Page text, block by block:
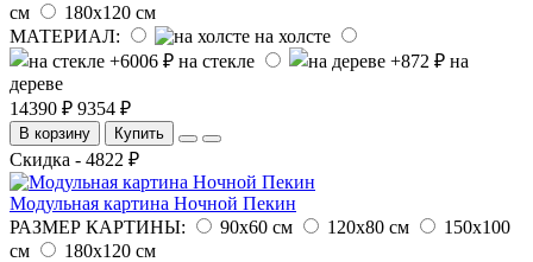
см
180х120 см
МАТЕРИАЛ:
на холсте
на стекле
на
дереве
14390 ₽ 9354 ₽
В корзину Купить
Скидка - 4822 ₽
Модульная картина Ночной Пекин
РАЗМЕР КАРТИНЫ:
90х60 см 120х80 см
150х100
см
180х120 см